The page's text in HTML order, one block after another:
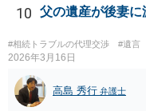
後見人から相談があること
くなりになった場合、相
相続放棄されれば問題あり
もしれませんが、 関わり
見書にその旨を記載して提
としても、関わりを拒否し
は低いと考えられます。 以
10 父の遺産が後妻に
#相続トラブルの代理交渉 #遺言
2026年3月16日
高島 秀行 弁護士